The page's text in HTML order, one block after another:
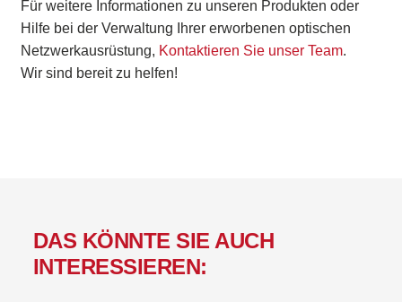
Für weitere Informationen zu unseren Produkten oder
Hilfe bei der Verwaltung Ihrer erworbenen optischen
Netzwerkausrüstung, Kontaktieren Sie unser Team.
Wir sind bereit zu helfen!
DAS KÖNNTE SIE AUCH
INTERESSIEREN: